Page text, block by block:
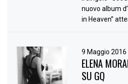
nuovo album
in Heaven”
9 Maggio 2016
ELENA
SU GQ